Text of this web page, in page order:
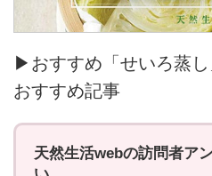
▶おすすめ「せいろ蒸
おすすめ記事